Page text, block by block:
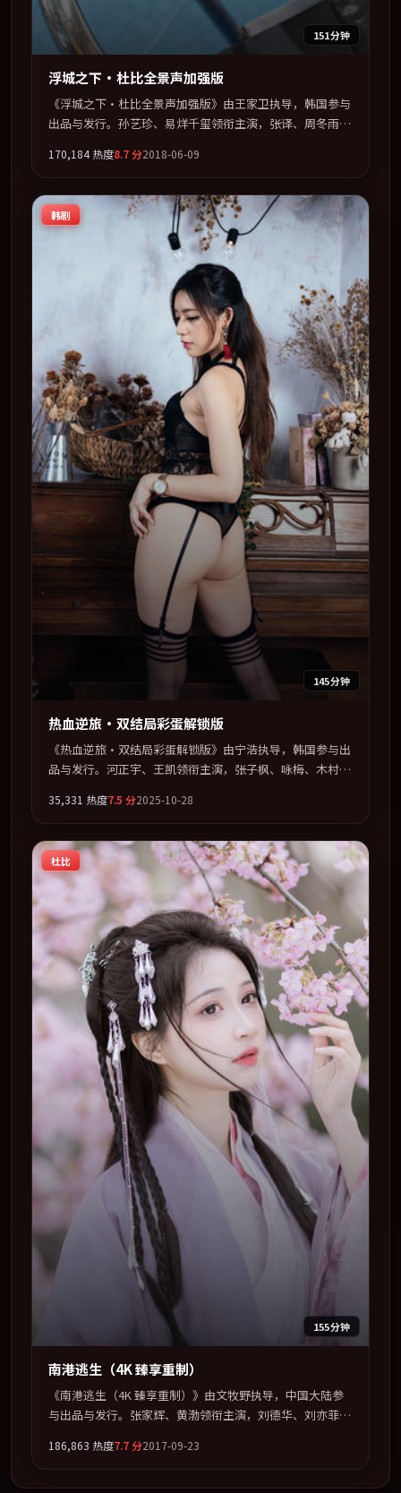
151分钟
浮城之下·杜比全景声加强版
《浮城之下·杜比全景声加强版》由王家卫执导，韩国参与
出品与发行。孙艺珍、易烊千玺领衔主演，张译、周冬雨联
片以「悬疑」类型为骨架，在叙事、表演与视听上力求统
2018 年度话题片中口碑稳健，适合喜欢强情节与人物弧光
的观众完整观看。
170,184热度8.7分2018-06-09
韩剧
145分钟
热血逆旅·双结局彩蛋解锁版
《热血逆旅·双结局彩蛋解锁版》由宁浩执导，韩国参与出
品与发行。河正宇、王凯领衔主演，张子枫、咏梅、木村拓
「惊悚」类型为骨架，在叙事、表演与视听上力求统一。定
话题片中口碑稳健，适合喜欢强情节与人物弧光的观众完整
观看。
35,331 热度7.5 分2025-10-28
杜比
155分钟
南港逃生（4K 臻享重制）
《南港逃生（4K 臻享重制）》由文牧野执导，中国大陆参
与出品与发行。张家辉、黄渤领衔主演，刘德华、刘亦菲、
虑的隐喻表达。全片以「奇幻」类型为骨架，在叙事、表演
186,863 热度7.7分2017-09-23